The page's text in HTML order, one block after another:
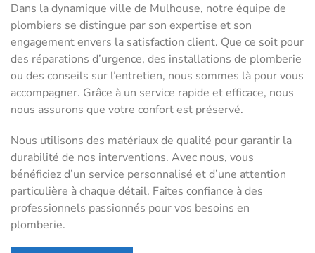
Dans la dynamique ville de Mulhouse, notre équipe de
plombiers se distingue par son expertise et son
engagement envers la satisfaction client. Que ce soit pour
des réparations d’urgence, des installations de plomberie
ou des conseils sur l’entretien, nous sommes là pour vous
accompagner. Grâce à un service rapide et efficace, nous
nous assurons que votre confort est préservé.
Nous utilisons des matériaux de qualité pour garantir la
durabilité de nos interventions. Avec nous, vous
bénéficiez d’un service personnalisé et d’une attention
particulière à chaque détail. Faites confiance à des
professionnels passionnés pour vos besoins en
plomberie.